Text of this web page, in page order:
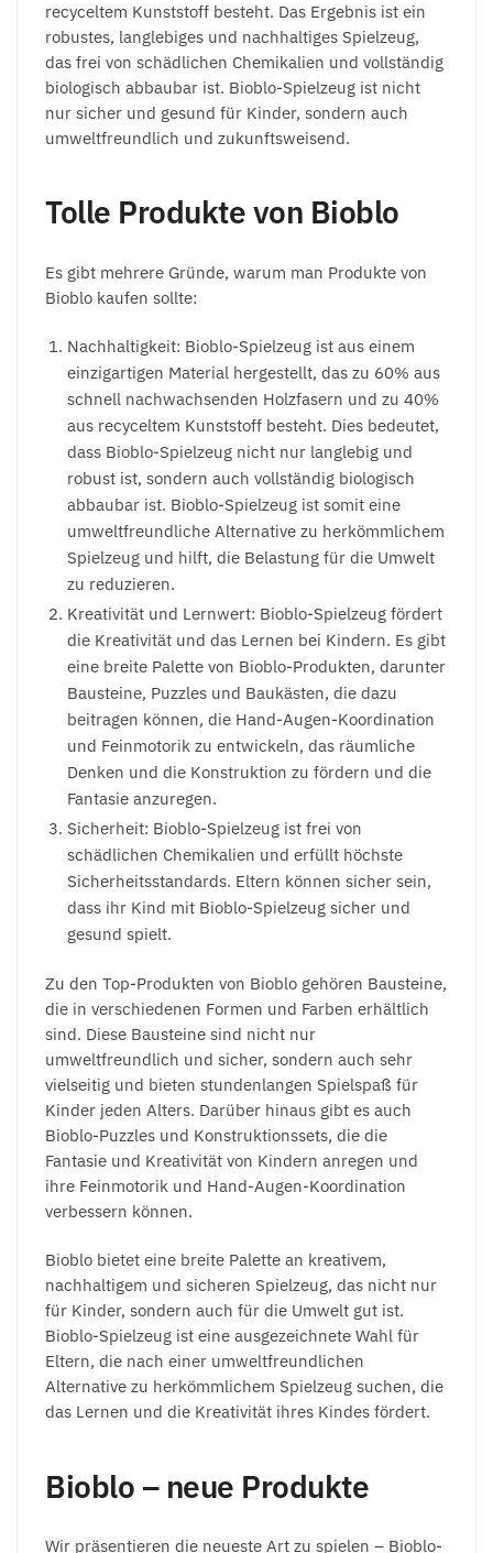
recyceltem Kunststoff besteht. Das Ergebnis ist ein
robustes, langlebiges und nachhaltiges Spielzeug,
das frei von schädlichen Chemikalien und vollständig
biologisch abbaubar ist. Bioblo-Spielzeug ist nicht
nur sicher und gesund für Kinder, sondern auch
umweltfreundlich und zukunftsweisend.
Tolle Produkte von Bioblo
Es gibt mehrere Gründe, warum man Produkte von
Bioblo kaufen sollte:
Nachhaltigkeit: Bioblo-Spielzeug ist aus einem
einzigartigen Material hergestellt, das zu 60% aus
schnell nachwachsenden Holzfasern und zu 40%
aus recyceltem Kunststoff besteht. Dies bedeutet,
dass Bioblo-Spielzeug nicht nur langlebig und
robust ist, sondern auch vollständig biologisch
abbaubar ist. Bioblo-Spielzeug ist somit eine
umweltfreundliche Alternative zu herkömmlichem
Spielzeug und hilft, die Belastung für die Umwelt
zu reduzieren.
Kreativität und Lernwert: Bioblo-Spielzeug fördert
die Kreativität und das Lernen bei Kindern. Es gibt
eine breite Palette von Bioblo-Produkten, darunter
Bausteine, Puzzles und Baukästen, die dazu
beitragen können, die Hand-Augen-Koordination
und Feinmotorik zu entwickeln, das räumliche
Denken und die Konstruktion zu fördern und die
Fantasie anzuregen.
Sicherheit: Bioblo-Spielzeug ist frei von
schädlichen Chemikalien und erfüllt höchste
Sicherheitsstandards. Eltern können sicher sein,
dass ihr Kind mit Bioblo-Spielzeug sicher und
gesund spielt.
Zu den Top-Produkten von Bioblo gehören Bausteine,
die in verschiedenen Formen und Farben erhältlich
sind. Diese Bausteine sind nicht nur
umweltfreundlich und sicher, sondern auch sehr
vielseitig und bieten stundenlangen Spielspaß für
Kinder jeden Alters. Darüber hinaus gibt es auch
Bioblo-Puzzles und Konstruktionssets, die die
Fantasie und Kreativität von Kindern anregen und
ihre Feinmotorik und Hand-Augen-Koordination
verbessern können.
Bioblo bietet eine breite Palette an kreativem,
nachhaltigem und sicheren Spielzeug, das nicht nur
für Kinder, sondern auch für die Umwelt gut ist.
Bioblo-Spielzeug ist eine ausgezeichnete Wahl für
Eltern, die nach einer umweltfreundlichen
Alternative zu herkömmlichem Spielzeug suchen, die
das Lernen und die Kreativität ihres Kindes fördert.
Bioblo – neue Produkte
Wir präsentieren die neueste Art zu spielen – Bioblo-